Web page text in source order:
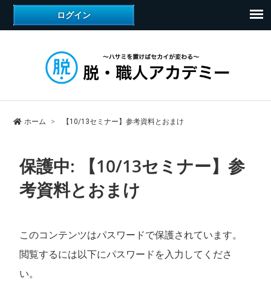
ホーム 【10/13セミナー】参考資料とおまけ
保護中: 【10/13セミナー】参
考資料とおまけ
このコンテンツはパスワードで保護されています。
閲覧するには以下にパスワードを入力してくださ
い。